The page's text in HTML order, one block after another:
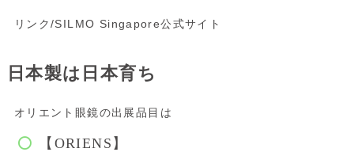
リンク/SILMO Singapore公式サイト
日本製は日本育ち
オリエント眼鏡の出展品目は
【ORIENS】